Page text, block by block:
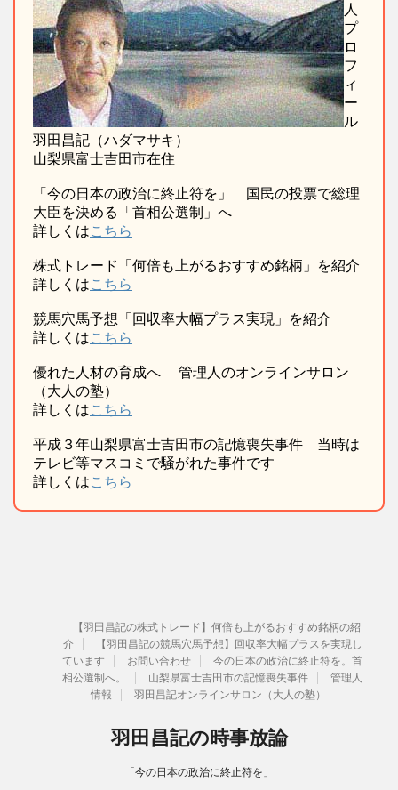
人
プ
ロ
フ
ィ
ー
ル
羽田昌記（ハダマサキ）
山梨県富士吉田市在住
「今の日本の政治に終止符を」 国民の投票で総理
大臣を決める「首相公選制」へ
詳しくはこちら
株式トレード「何倍も上がるおすすめ銘柄」を紹介
詳しくはこちら
競馬穴馬予想「回収率大幅プラス実現」を紹介
詳しくはこちら
優れた人材の育成へ 管理人のオンラインサロン
（大人の塾）
詳しくはこちら
平成３年山梨県富士吉田市の記憶喪失事件 当時は
テレビ等マスコミで騒がれた事件です
詳しくはこちら
【羽田昌記の株式トレード】何倍も上がるおすすめ銘柄の紹
介
【羽田昌記の競馬穴馬予想】回収率大幅プラスを実現し
ています
お問い合わせ
今の日本の政治に終止符を。首
相公選制へ。
山梨県富士吉田市の記憶喪失事件
管理人
情報
羽田昌記オンラインサロン（大人の塾）
羽田昌記の時事放論
「今の日本の政治に終止符を」